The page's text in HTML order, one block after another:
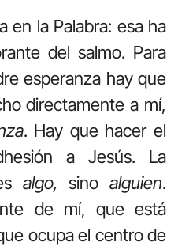
en la Palabra: esa ha
del salmo. Para
esperanza hay que
directamente a mí,
. Hay que hacer el
a Jesús. La
algo,sinoalguien.
de mí, que está
ocupa el centro de